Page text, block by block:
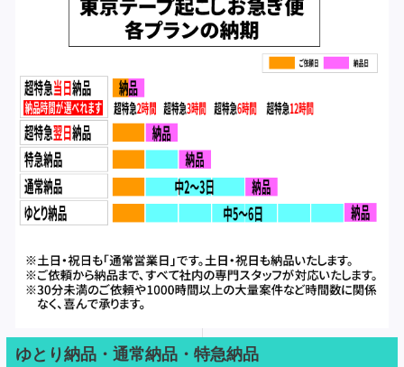
ゆとり納品・通常納品・特急納品